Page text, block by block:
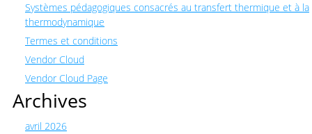
Systèmes pédagogiques consacrés au transfert thermique et à la
thermodynamique
Termes et conditions
Vendor Cloud
Vendor Cloud Page
Archives
avril 2026